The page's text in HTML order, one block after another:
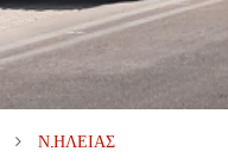
Ν.ΗΛΕΙΑΣ